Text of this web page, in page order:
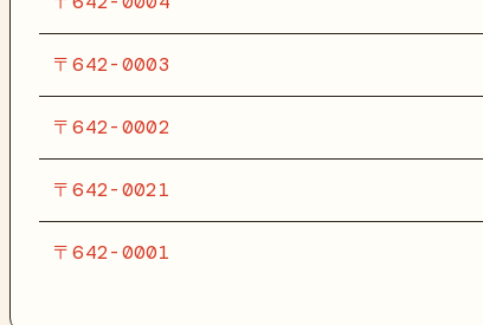
〒642-0003
〒642-0002
〒642-0021
〒642-0001